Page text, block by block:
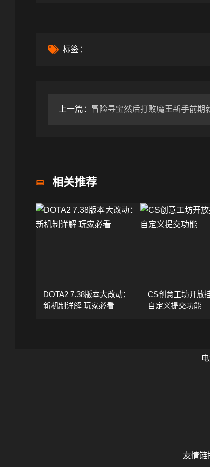
标签：
上一篇： 冒险寻宝然后打败魔王新手前期就选最高难度，
相关推荐
DOTA2 7.38版本大改动：
新机制详解 玩家必看
CS创意工坊开放
自定义提交功能
友情链